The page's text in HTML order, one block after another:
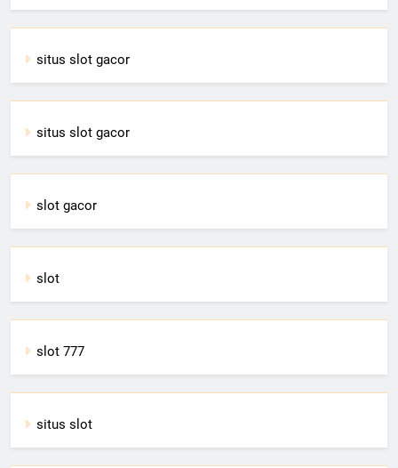
situs slot gacor
situs slot gacor
slot gacor
slot
slot 777
situs slot